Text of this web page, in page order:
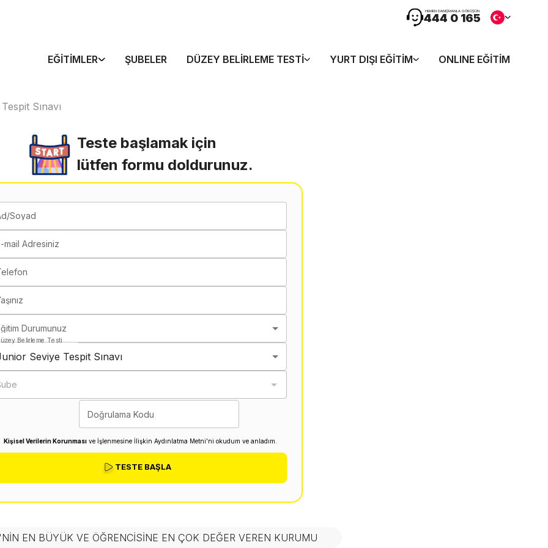
HEMEN DANIŞMANLA GÖRÜŞÜN
444 0 165
EĞITIMLER ŞUBELER DÜZEY BELIRLEME TESTI YURT DIŞI EĞITIM ONLINE EĞITIM
Sınavı
Teste başlamak için
lütfen formu doldurunuz.
Soyad
mail Adresiniz
Durumunuz
Belirleme Testi
Seviye Tespit Sınavı
Doğrulama Kodu
Kişisel Verilerin Korunması ve İşlenmesine İlişkin Aydınlatma Metni'ni okudum ve anladım.
TESTE BAŞLA
EN BÜYÜK VE ÖĞRENCISINE EN ÇOK DEĞER VEREN KURUMU